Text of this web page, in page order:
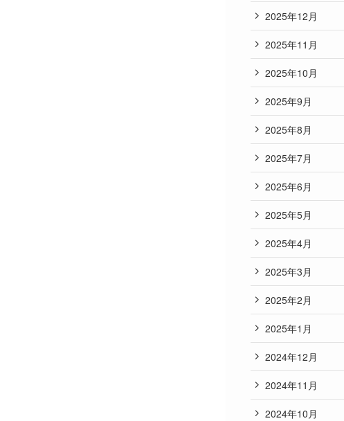
2025年12月
2025年11月
2025年10月
2025年9月
2025年8月
2025年7月
2025年6月
2025年5月
2025年4月
2025年3月
2025年2月
2025年1月
2024年12月
2024年11月
2024年10月